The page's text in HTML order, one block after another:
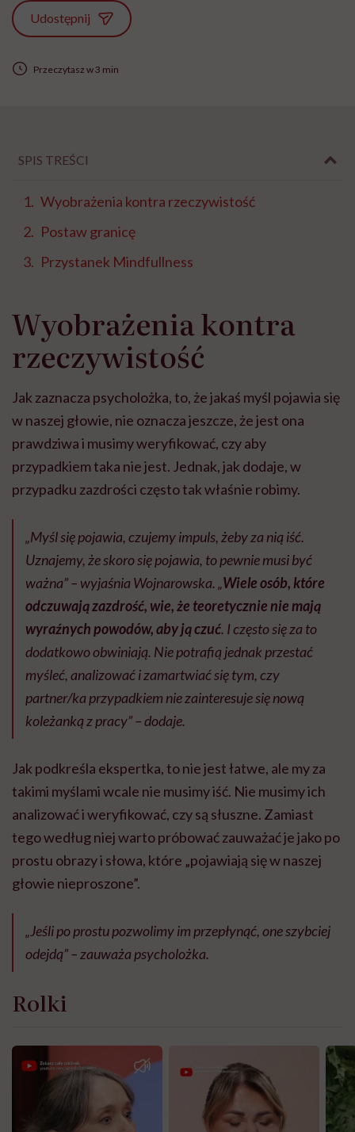
Udostępnij
Przeczytasz w 3 min
SPIS TREŚCI
Wyobrażenia kontra rzeczywistość
Postaw granicę
Przystanek Mindfullness
Wyobrażenia kontra
rzeczywistość
Jak zaznacza psycholożka, to, że jakaś myśl pojawia się
w naszej głowie, nie oznacza jeszcze, że jest ona
prawdziwa i musimy weryfikować, czy aby
przypadkiem taka nie jest. Jednak, jak dodaje, w
przypadku zazdrości często tak właśnie robimy.
„Myśl się pojawia, czujemy impuls, żeby za nią iść.
Uznajemy, że skoro się pojawia, to pewnie musi być
ważna” – wyjaśnia Wojnarowska. „Wiele osób, które
odczuwają zazdrość, wie, że teoretycznie nie mają
wyraźnych powodów, aby ją czuć. I często się za to
dodatkowo obwiniają. Nie potrafią jednak przestać
myśleć, analizować i zamartwiać się tym, czy
partner/ka przypadkiem nie zainteresuje się nową
koleżanką z pracy” – dodaje.
Jak podkreśla ekspertka, to nie jest łatwe, ale my za
takimi myślami wcale nie musimy iść. Nie musimy ich
analizować i weryfikować, czy są słuszne. Zamiast
tego według niej warto próbować zauważać je jako po
prostu obrazy i słowa, które „pojawiają się w naszej
głowie nieproszone”.
„Jeśli po prostu pozwolimy im przepłynąć, one szybciej
odejdą”– zauważa psycholożka.
Rolki